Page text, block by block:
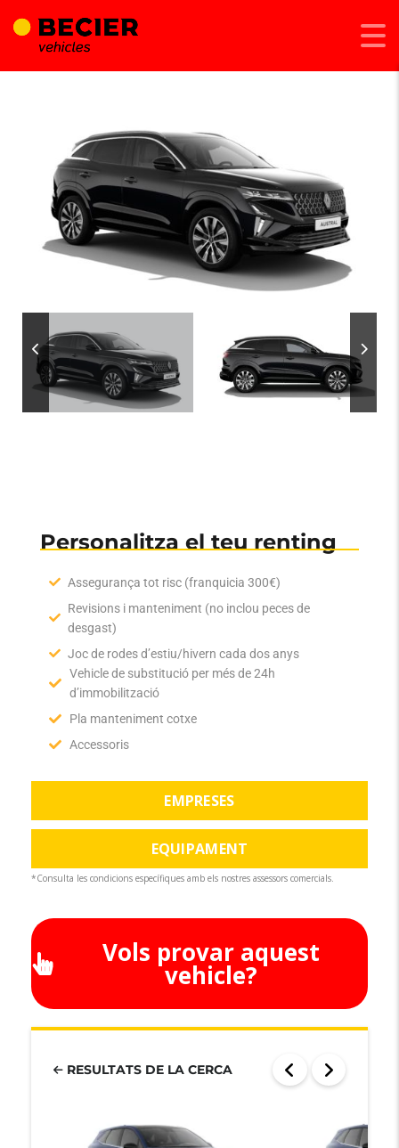
Afegeix a Compara Comparteix
EMPRESES
EQUIPAMENT
Personalitza el teu renting
Assegurança tot risc (franquicia 300€)
Revisions i manteniment (no inclou peces de
desgast)
Joc de rodes d’estiu/hivern cada dos anys
Vehicle de substitució per més de 24h
d’immobilització
Pla manteniment cotxe
Accessoris
*Consulta les condicions específiques amb els nostres assessors comercials.
Vols provar aquest
vehicle?
RESULTATS DE LA CERCA